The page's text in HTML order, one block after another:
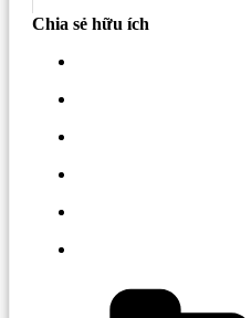
Chia sẻ hữu ích